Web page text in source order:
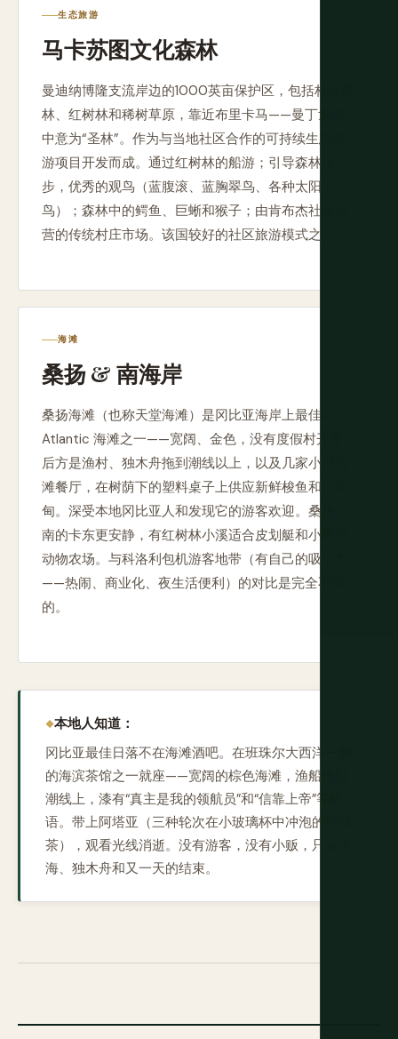
生态旅游
马卡苏图文化森林
曼迪纳博隆支流岸边的1000英亩保护区，包括林缘森
林、红树林和稀树草原，靠近布里卡马——曼丁戈语
中意为“圣林”。作为与当地社区合作的可持续生态旅
游项目开发而成。通过红树林的船游；引导森林漫
步，优秀的观鸟（蓝腹滚、蓝胸翠鸟、各种太阳
鸟）；森林中的鳄鱼、巨蜥和猴子；由肯布杰社区运
营的传统村庄市场。该国较好的社区旅游模式之一。
海滩
桑扬 & 南海岸
桑扬海滩（也称天堂海滩）是冈比亚海岸上最佳的
Atlantic 海滩之一——宽阔、金色，没有度假村开发，
后方是渔村、独木舟拖到潮线以上，以及几家小型海
滩餐厅，在树荫下的塑料桌子上供应新鲜梭鱼和提布
甸。深受本地冈比亚人和发现它的游客欢迎。桑扬以
南的卡东更安静，有红树林小溪适合皮划艇和小爬行
动物农场。与科洛利包机游客地带（有自己的吸引力
——热闹、商业化、夜生活便利）的对比是完全不同
的。
本地人知道：
冈比亚最佳日落不在海滩酒吧。在班珠尔大西洋一侧
的海滨茶馆之一就座——宽阔的棕色海滩，渔船拖到
潮线上，漆有“真主是我的领航员”和“信靠上帝”等标
语。带上阿塔亚（三种轮次在小玻璃杯中冲泡的甜绿
茶），观看光线消逝。没有游客，没有小贩，只有大
海、独木舟和又一天的结束。